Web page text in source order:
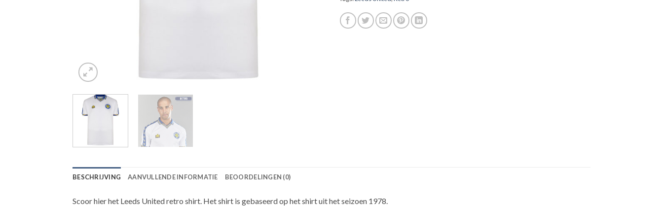
BESCHRIJVING AANVULLENDE INFORMATIE BEOORDELINGEN (0)
Scoor hier het Leeds United retro shirt. Het shirt is gebaseerd op het shirt uit het seizoen 1978.